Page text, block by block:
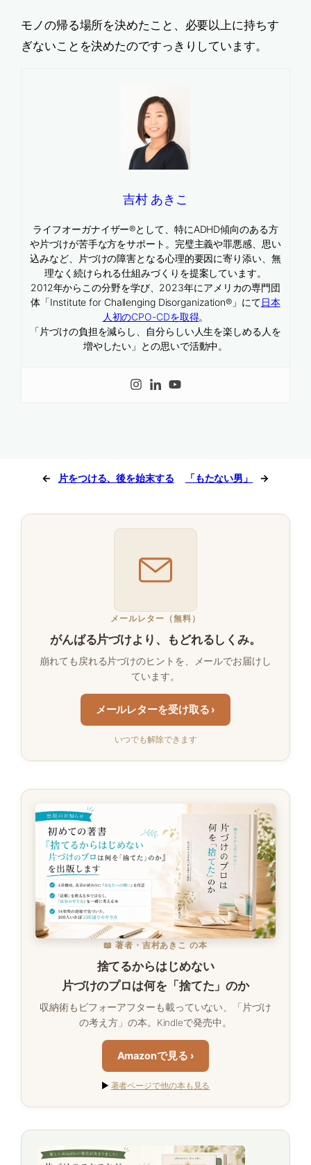
モノの帰る場所を決めたこと、必要以上に持ちす
ぎないことを決めたのですっきりしています。
吉村 あきこ
ライフオーガナイザー®として、特にADHD傾向のある方
や片づけが苦手な方をサポート。完璧主義や罪悪感、思い
込みなど、片づけの障害となる心理的要因に寄り添い、無
理なく続けられる仕組みづくりを提案しています。
2012年からこの分野を学び、2023年にアメリカの専門団
体「Institute for Challenging Disorganization®」にて日本
人初のCPO-CDを取得。
「片づけの負担を減らし、自分らしい人生を楽しめる人を
増やしたい」との思いで活動中。
← 片をつける、後を始末する 「もたない男」 →
メールレター（無料）
がんばる片づけより、もどれるしくみ。
崩れても戻れる片づけのヒントを、メールでお届けし
ています。
メールレターを受け取る ›
いつでも解除できます
📖 著者・吉村あきこ の本
捨てるからはじめない
片づけのプロは何を「捨てた」のか
収納術もビフォーアフターも載っていない、「片づけ
の考え方」の本。Kindleで発売中。
Amazonで見る ›
▶ 著者ページで他の本も見る